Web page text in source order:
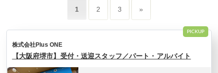
1 2 3 »
株式会社Plus ONE
PICKUP
【大阪府堺市】受付・送迎スタッフ／パート・アルバイト